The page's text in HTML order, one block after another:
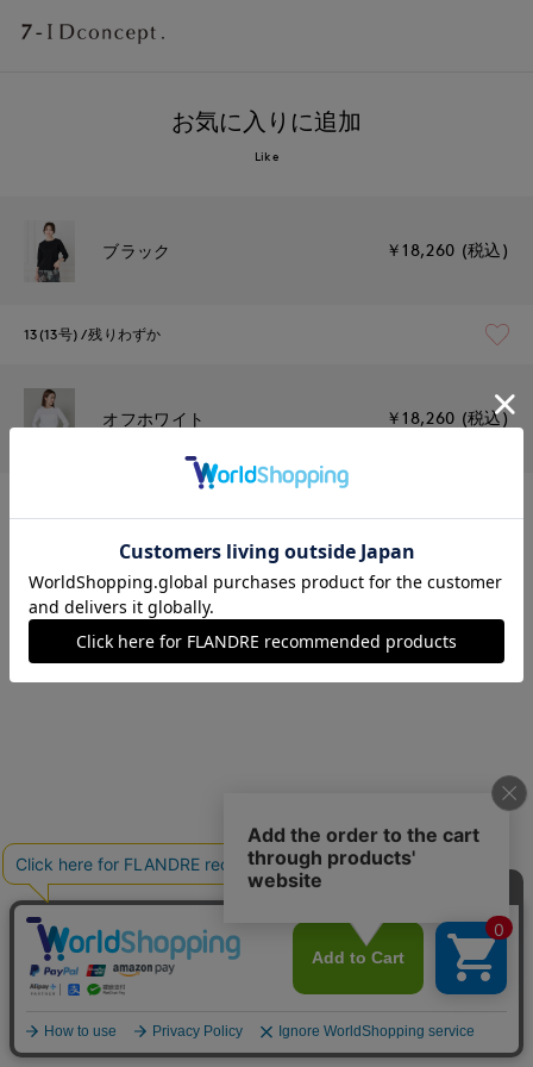
お気に入りに追加
Like
ブラック ￥18,260 (税込)
13(13号) 残りわずか
オフホワイト ￥18,260 (税込)